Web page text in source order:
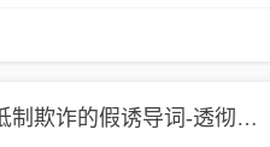
澳门一码一肖一特一中是什么?,抵制欺诈的假诱导词-透彻释义、解释与落实​